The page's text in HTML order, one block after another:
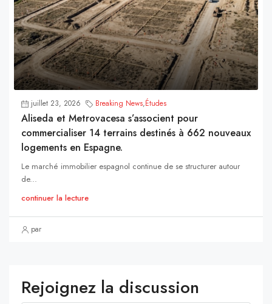
juillet 23, 2026 Breaking News,Études
Aliseda et Metrovacesa s’associent pour
commercialiser 14 terrains destinés à 662 nouveaux
logements en Espagne.
Le marché immobilier espagnol continue de se structurer autour
de...
continuer la lecture
par
Rejoignez la discussion